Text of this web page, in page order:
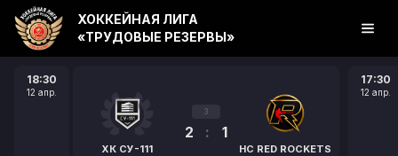
18:30
12 апр.
ХК СУ-111
3
2 : 1
HC RED ROCKETS
17:30
12 апр.
ХОККЕЙНАЯ ЛИГА
«ТРУДОВЫЕ РЕЗЕРВЫ»